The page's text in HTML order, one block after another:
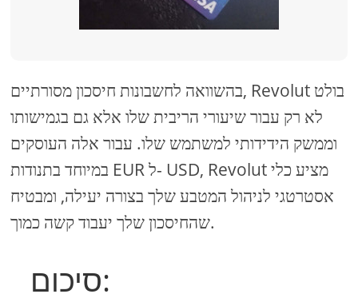
בהשוואה לחשבונות חיסכון מסורתיים, Revolut בולט
לא רק עבור שיעורי הריבית שלו אלא גם בגמישותו
וממשק הידידותי למשתמש שלו. עבור אלה העוסקים
במיוחד בתנודות EUR ל- USD, Revolut מציע כלי
אסטרטגי לניהול המטבע שלך בצורה יעילה, ומבטיח
שהחיסכון שלך יעבוד קשה כמוך.
סיכום: